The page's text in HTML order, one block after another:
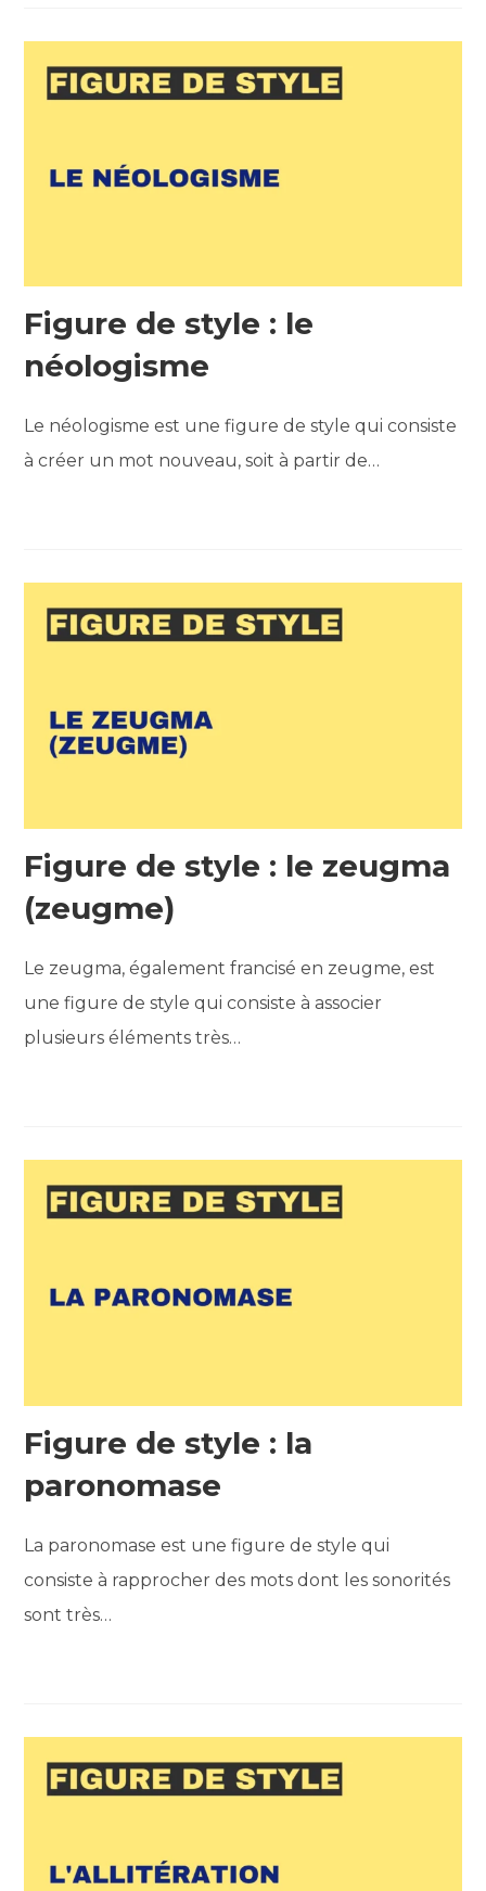
Figure de style : le
néologisme
Le néologisme est une figure de style qui consiste
à créer un mot nouveau, soit à partir de…
Figure de style : le zeugma
(zeugme)
Le zeugma, également francisé en zeugme, est
une figure de style qui consiste à associer
plusieurs éléments très…
Figure de style : la
paronomase
La paronomase est une figure de style qui
consiste à rapprocher des mots dont les sonorités
sont très…